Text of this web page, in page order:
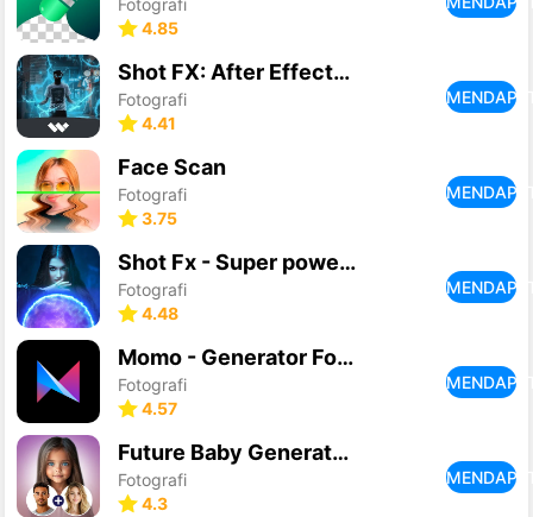
4.85
Shot FX: After Effects Video
Fotografi
4.41
Face Scan
Fotografi
3.75
Shot Fx - Super power Video Fx
Fotografi
4.48
Momo - Generator Foto AI
Fotografi
4.57
Future Baby Generator, AI Baby
Fotografi
4.3